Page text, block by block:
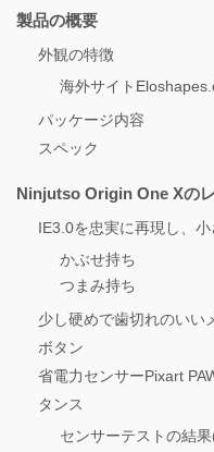
製品の概要
外観の特徴
海外サイト
パッケージ内容
スペック
Ninjutso Origin One Xの
IE3.0を忠実に再現し、
かぶせ持ち
つまみ持ち
少し硬めで歯切れのいい
ボタン
省電力センサーPixart
タンス
センサーテストの結